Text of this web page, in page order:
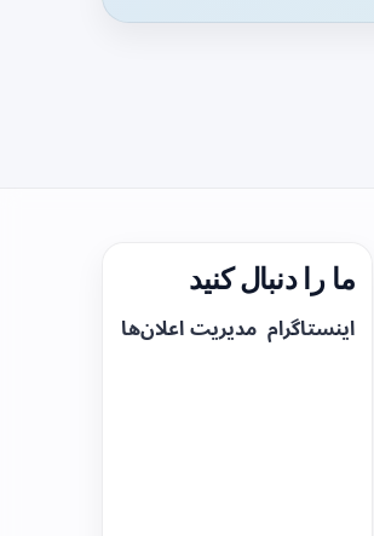
ما را دنبال کنید
اینستاگرام مدیریت اعلان‌ها